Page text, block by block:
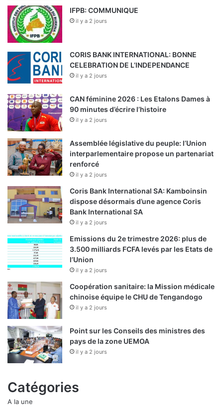
IFPB: COMMUNIQUE
il y a 2 jours
CORIS BANK INTERNATIONAL: BONNE
CELEBRATION DE L’INDEPENDANCE
il y a 2 jours
CAN féminine 2026 : Les Etalons Dames à
90 minutes d’écrire l’histoire
il y a 2 jours
Assemblée législative du peuple: l’Union
interparlementaire propose un partenariat
renforcé
il y a 2 jours
Coris Bank International SA: Kamboinsin
dispose désormais d’une agence Coris
Bank International SA
il y a 2 jours
Emissions du 2e trimestre 2026: plus de
3.500 milliards FCFA levés par les Etats de
l’Union
il y a 2 jours
Coopération sanitaire: la Mission médicale
chinoise équipe le CHU de Tengandogo
il y a 2 jours
Point sur les Conseils des ministres des
pays de la zone UEMOA
il y a 2 jours
Catégories
A la une